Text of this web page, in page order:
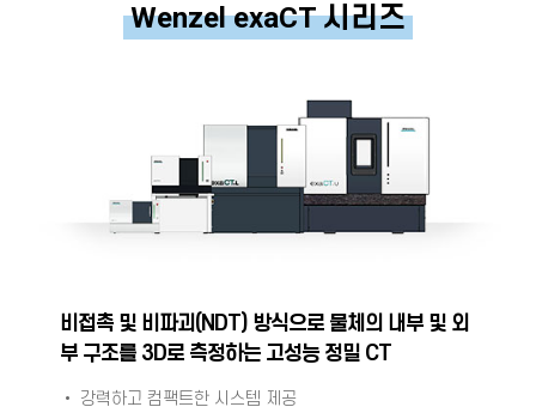
Wenzel exaCT 시리즈
비접촉 및 비파괴(NDT) 방식으로 물체의 내부 및 외
부 구조를 3D로 측정하는 고성능 정밀 CT
• 강력하고 컴팩트한 시스템 제공